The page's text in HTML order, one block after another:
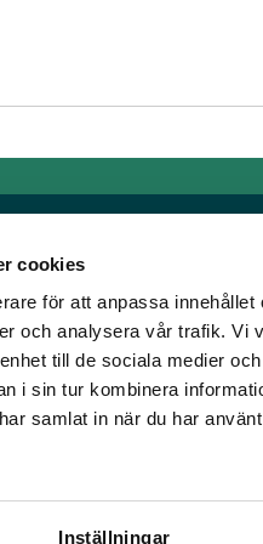
cookies
för att anpassa
och analysera vår trafik. Vi
till de sociala medier
i sin tur kombinera
samlat in när du har
Inställningar
älskar trav!
vi skapat en